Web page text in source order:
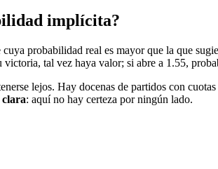
implícita?
probabilidad real es mayor que la que
victoria, tal vez haya valor; si abre a 1.55,
lejos. Hay docenas de partidos con
clara: aquí no hay certeza por ningún lado.